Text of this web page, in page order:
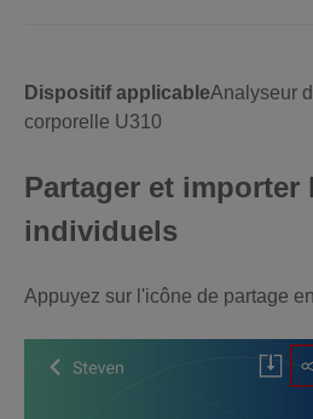
Dispositif applicableAnalyseur
corporelle U310
Partager et importer
individuels
Appuyez sur l'icône de partage